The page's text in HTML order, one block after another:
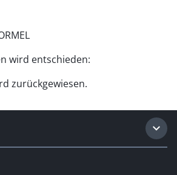
wird entschieden:
zurückgewiesen.